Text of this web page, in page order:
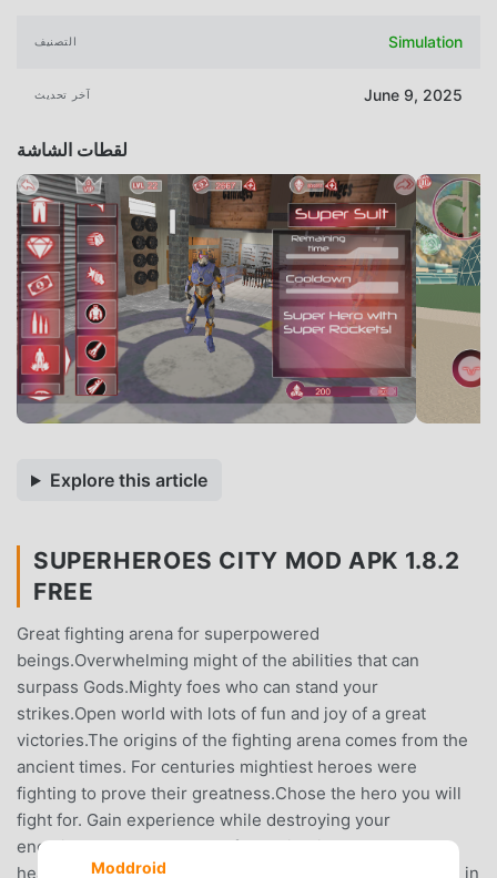
التصنيف Simulation
آخر تحديث June 9, 2025
لقطات الشاشة
Explore this article
SUPERHEROES CITY MOD APK 1.8.2
FREE
Great fighting arena for superpowered
beings.Overwhelming might of the abilities that can
surpass Gods.Mighty foes who can stand your
strikes.Open world with lots of fun and joy of a great
victories.The origins of the fighting arena comes from the
ancient times. For centuries mightiest heroes were
fighting to prove their greatness.Chose the hero you will
fight for. Gain experience while destroying your
enemies.The true contest of the mightiest. Future
headhunters. Ancient guardians. They will be just a flash in
Moddroid